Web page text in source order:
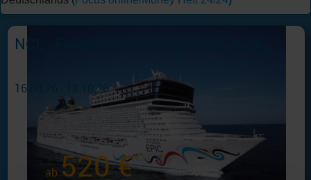
16.08.26 - 18.10.26
ab 520 €